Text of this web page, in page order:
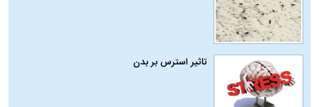
تاثیر استرس بر بدن